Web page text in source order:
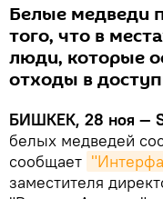
Белые медведи
того, что в
люди, которые
отходы в
БИШКЕК, 28 ноя —
белых медведей
сообщает
заместителя